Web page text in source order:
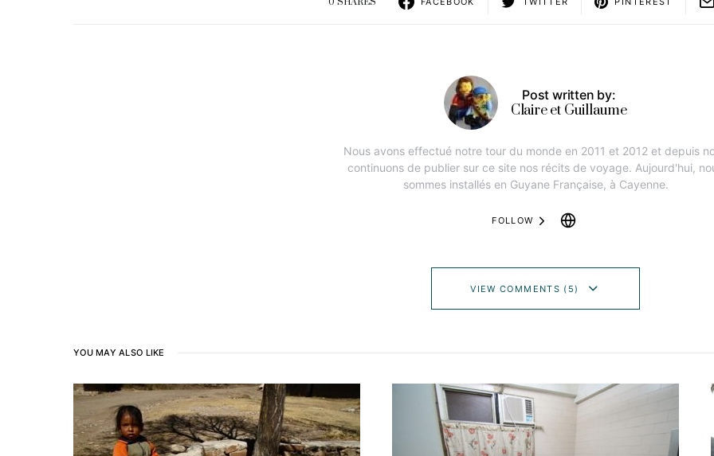
Post written by:
Claire et Guillaume
Nous avons effectué notre tour du monde en 2011 et 2012 et depuis
continuons de publier sur ce site nos récits de voyage. Aujourd'hui,
sommes installés en Guyane Française, à Cayenne.
FOLLOW
VIEW COMMENTS (5)
YOU MAY ALSO LIKE